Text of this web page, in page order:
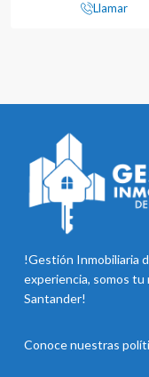
Llamar
!Gestión Inmobiliaria
experiencia, somos tu
Santander!
Conoce nuestras